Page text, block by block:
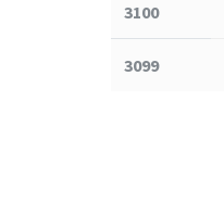
3100
3099